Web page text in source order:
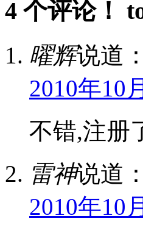
4 个评论！
曜辉说道：
2010年10
不错,注册
雷神说道：
2010年10